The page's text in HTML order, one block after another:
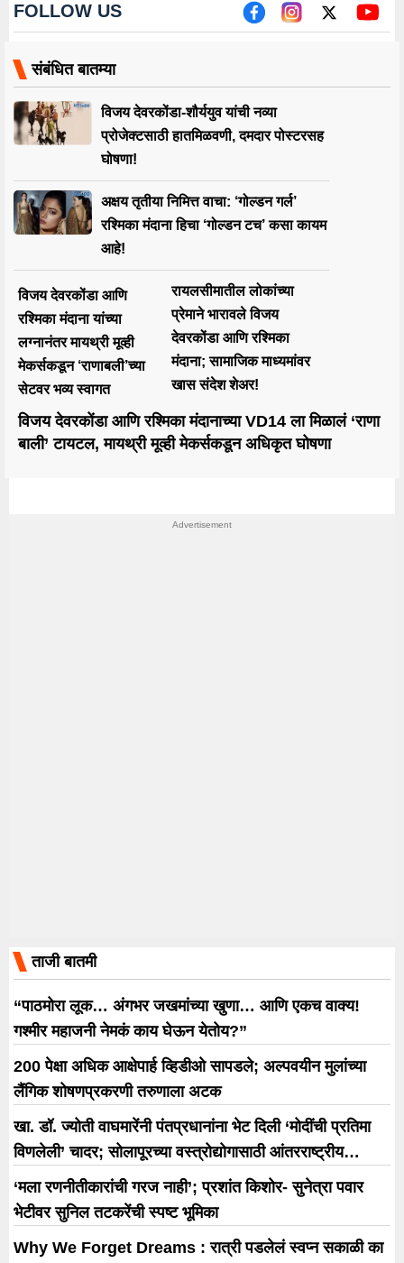
FOLLOW US
संबंधित बातम्या
विजय देवरकोंडा-शौर्ययुव यांची नव्या
प्रोजेक्टसाठी हातमिळवणी, दमदार पोस्टरसह
घोषणा!
अक्षय तृतीया निमित्त वाचा: ‘गोल्डन गर्ल’
रश्मिका मंदाना हिचा ‘गोल्डन टच’ कसा कायम
आहे!
विजय देवरकोंडा आणि
रश्मिका मंदाना यांच्या
लग्नानंतर मायथ्री मूव्ही
मेकर्सकडून ‘राणाबली’च्या
सेटवर भव्य स्वागत
रायलसीमातील लोकांच्या
प्रेमाने भारावले विजय
देवरकोंडा आणि रश्मिका
मंदाना; सामाजिक माध्यमांवर
खास संदेश शेअर!
विजय देवरकोंडा आणि रश्मिका मंदानाच्या VD14 ला मिळालं ‘राणा
बाली’ टायटल, मायथ्री मूव्ही मेकर्सकडून अधिकृत घोषणा
ताजी बातमी
“पाठमोरा लूक… अंगभर जखमांच्या खुणा… आणि एकच वाक्य!
गश्मीर महाजनी नेमकं काय घेऊन येतोय?”
200 पेक्षा अधिक आक्षेपार्ह व्हिडीओ सापडले; अल्पवयीन मुलांच्या
लैंगिक शोषणप्रकरणी तरुणाला अटक
खा. डॉ. ज्योती वाघमारेंनी पंतप्रधानांना भेट दिली ‘मोदींची प्रतिमा
विणलेली’ चादर; सोलापूरच्या वस्त्रोद्योगासाठी आंतरराष्ट्रीय
धोरणाची मागणी
‘मला रणनीतीकारांची गरज नाही’; प्रशांत किशोर- सुनेत्रा पवार
भेटीवर सुनिल तटकरेंची स्पष्ट भूमिका
Why We Forget Dreams : रात्री पडलेलं स्वप्न सकाळी का